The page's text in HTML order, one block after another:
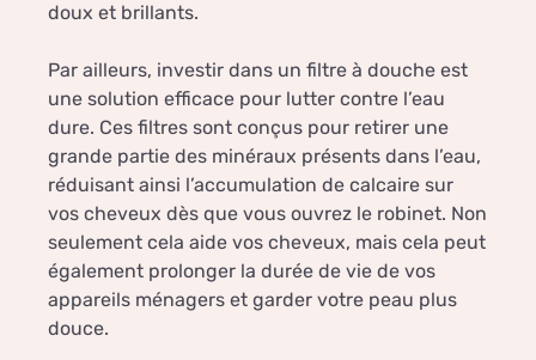
doux et brillants.
Par ailleurs, investir dans un filtre à douche est
une solution efficace pour lutter contre l’eau
dure. Ces filtres sont conçus pour retirer une
grande partie des minéraux présents dans l’eau,
réduisant ainsi l’accumulation de calcaire sur
vos cheveux dès que vous ouvrez le robinet. Non
seulement cela aide vos cheveux, mais cela peut
également prolonger la durée de vie de vos
appareils ménagers et garder votre peau plus
douce.